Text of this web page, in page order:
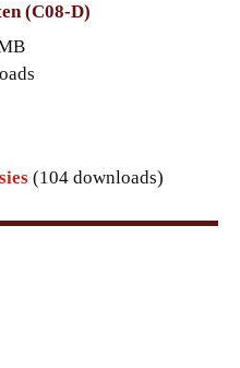
(C08-D)
(104 downloads)